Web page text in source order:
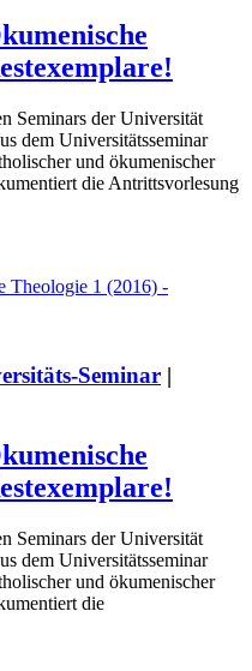
Seminars der Universität
dem Universitätsseminar
und ökumenischer
die Antrittsvorlesung
Seminar |
Seminars der Universität
dem Universitätsseminar
und ökumenischer
die